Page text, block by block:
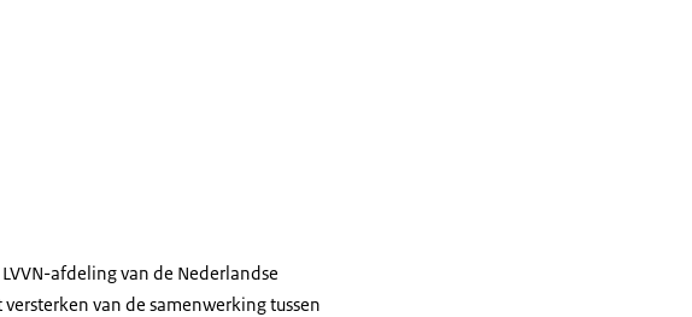
afdeling van de Nederlandse
van de samenwerking tussen